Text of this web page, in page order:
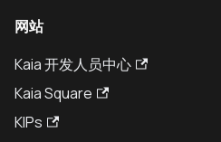
网站
Kaia 开发人员中心
Kaia Square
KIPs